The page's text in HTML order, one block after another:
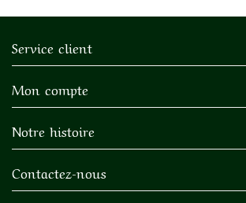
Service client
Mon compte
Notre histoire
Contactez-nous